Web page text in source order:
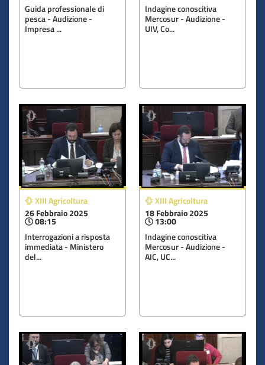
Guida professionale di
pesca - Audizione -
Impresa ...
Indagine conoscitiva
Mercosur - Audizione -
UIV, Co...
XIII Agricoltura
26 Febbraio 2025
08:15
Interrogazioni a risposta
immediata - Ministero
del...
XIII Agricoltura
18 Febbraio 2025
13:00
Indagine conoscitiva
Mercosur - Audizione -
AIC, UC...